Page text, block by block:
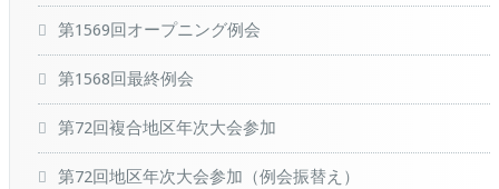
第1569回オープニング例会
第1568回最終例会
第72回複合地区年次大会参加
第72回地区年次大会参加（例会振替え）